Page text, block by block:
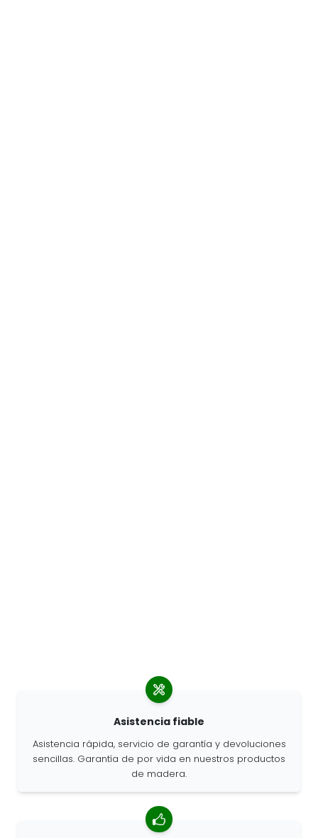
Asistencia fiable
Asistencia rápida, servicio de garantía y devoluciones
sencillas. Garantía de por vida en nuestros productos
de madera.